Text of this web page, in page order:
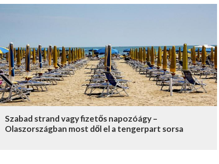
Szabad strand vagy fizetős napozóágy –
Olaszországban most dől el a tengerpart sorsa